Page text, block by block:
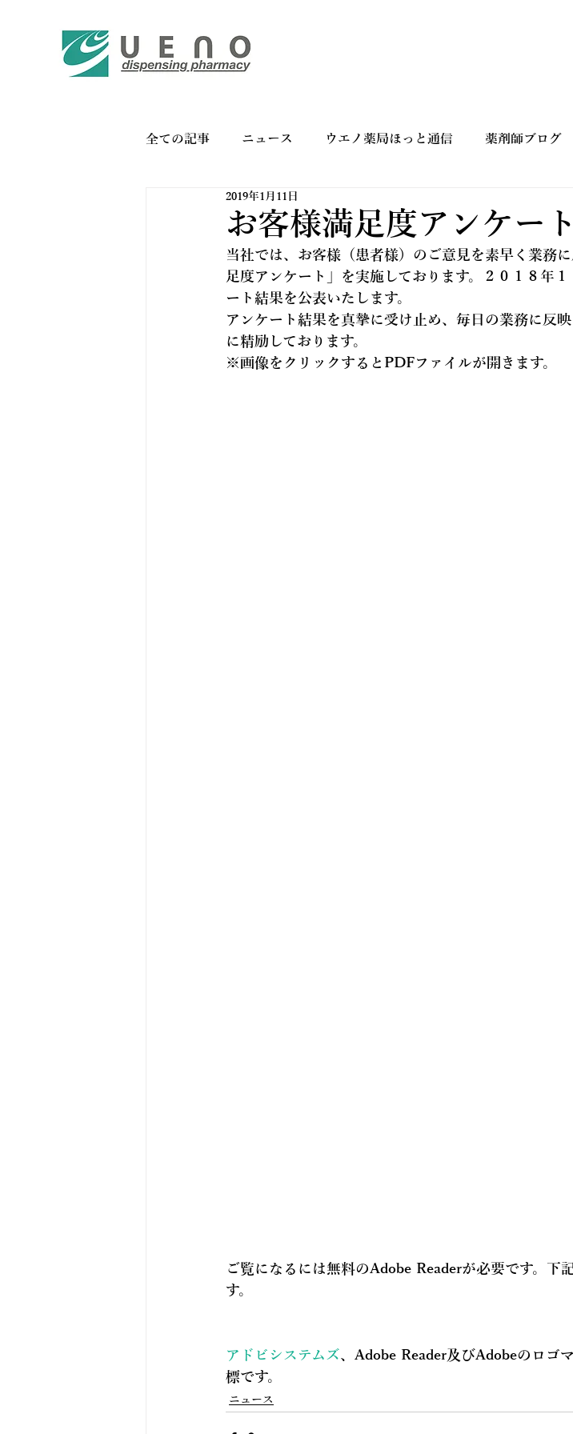
全ての記事 ニュース ウエノ薬局ほっと通信 薬剤師ブログ
バイオリンク お薬手帳の上手なつかい方
お客様満足度アンケー
2019年1月11日
当社では、お客様（患者様）のご意見を素早く業務
足度アンケート」を実施しております。２０１８年
ート結果を公表いたします。
アンケート結果を真摯に受け止め、毎日の業務に反
に精励しております。
※画像をクリックするとPDFファイルが開きます。
ご覧になるには無料のAdobe Readerが必要です。下
す。
アドビシステムズ、Adobe Reader及びAdobeのロゴ
標です。
ニュース